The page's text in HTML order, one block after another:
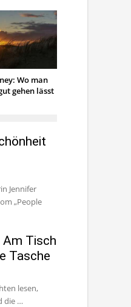
Wo man
gehen lässt
Jennifer
„People
Am Tisch
Tasche
lesen,
die …